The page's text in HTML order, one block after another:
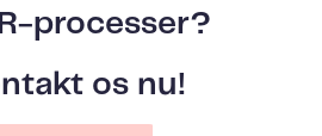
processer?
os nu!